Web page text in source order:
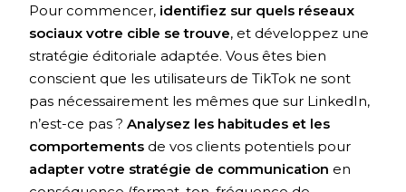
Pour commencer, identifiez sur quels réseaux
sociaux votre cible se trouve, et développez une
stratégie éditoriale adaptée. Vous êtes bien
conscient que les utilisateurs de TikTok ne sont
pas nécessairement les mêmes que sur LinkedIn,
n’est-ce pas ?Analysez les habitudes et les
comportements de vos clients potentiels pour
adapter votre stratégie de communication en